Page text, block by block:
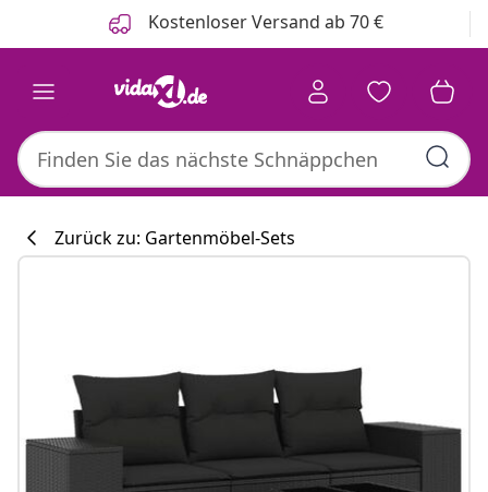
Kostenloser Versand ab 70 €
Zurück zu: Gartenmöbel-Sets